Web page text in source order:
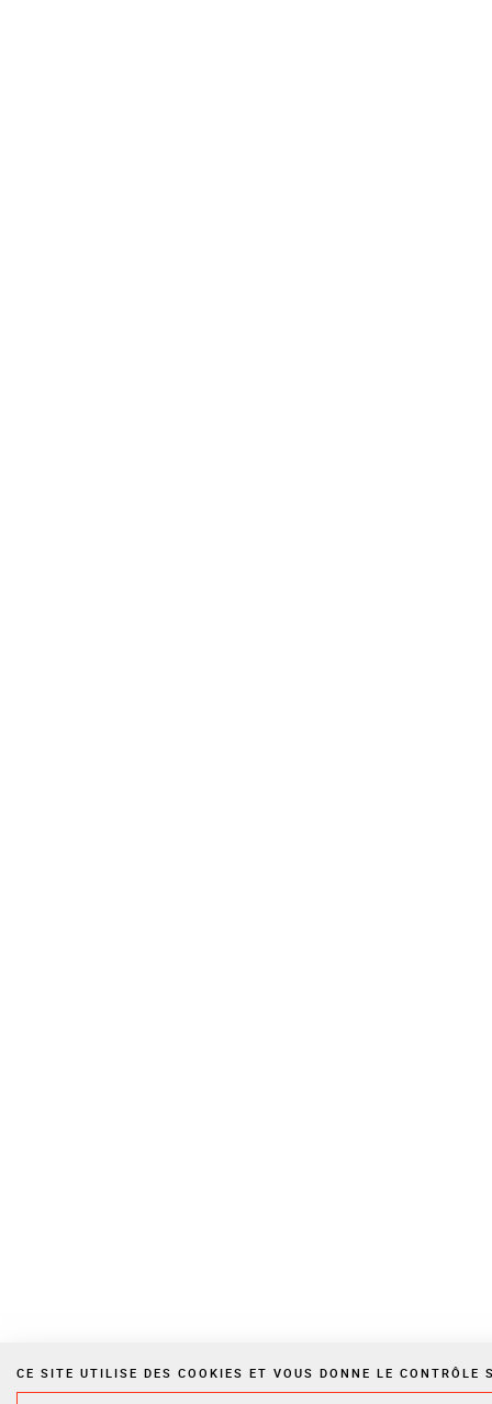
CE SITE UTILISE DES COOKIES ET VOUS DONNE LE CONTRÔLE